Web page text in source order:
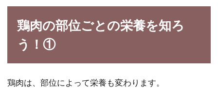
にならなくなるイイ話
スナック菓子と言えば、ポテトチップスやかっ
鶏肉の部位ごとの栄養を知ろ
う！①
鶏肉は、部位によって栄養も変わります。